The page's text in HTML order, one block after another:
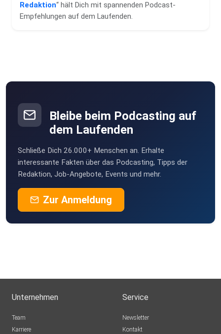
Redaktion“ hält Dich mit spannenden Podcast-
Empfehlungen auf dem Laufenden.
Bleibe beim Podcasting auf
dem Laufenden
Schließe Dich 26.000+ Menschen an. Erhalte
interessante Fakten über das Podcasting, Tipps der
Redaktion, Job-Angebote, Events und mehr.
Zur Anmeldung
Unternehmen
Team
Karriere
Service
Newsletter
Kontakt